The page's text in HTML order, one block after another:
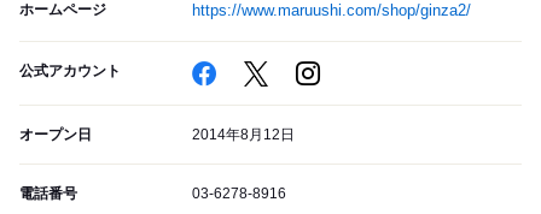
ホームページ https://www.maruushi.com/shop/ginza2/
公式アカウント
オープン日 2014年8月12日
電話番号 03-6278-8916